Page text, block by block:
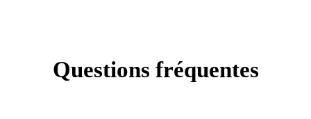
Questions fréquentes